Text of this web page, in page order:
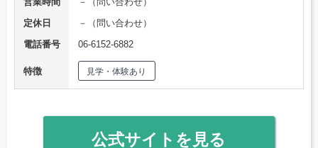
定休日
－（問い合わせ）
電話番号
06-6152-6882
特徴 見学・体験あり
公式サイトを見る